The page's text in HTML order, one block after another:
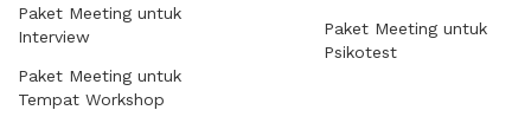
Paket Meeting untuk
Interview
Paket Meeting untuk
Tempat Workshop
Paket Meeting untuk
Psikotest